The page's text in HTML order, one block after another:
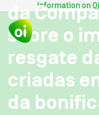
Information on
da
sobre o
resgate
criadas
da